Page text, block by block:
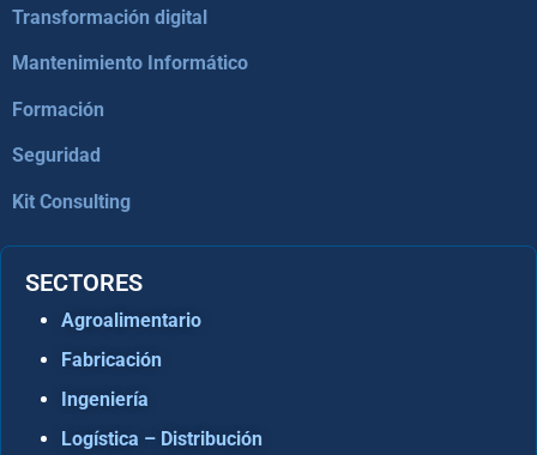
Transformación digital
Mantenimiento Informático
Formación
Seguridad
Kit Consulting
SECTORES
Agroalimentario
Fabricación
Ingeniería
Logística – Distribución